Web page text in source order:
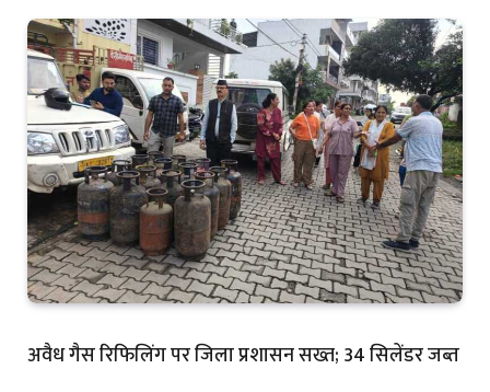
अवैध गैस रिफिलिंग पर जिला प्रशासन सख्त; 34 सिलेंडर जब्त